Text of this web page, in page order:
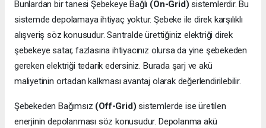
Bunlardan bir tanesi Şebekeye Bağlı (On-Grid) sistemlerdir. Bu
sistemde depolamaya ihtiyaç yoktur. Şebeke ile direk karşılıklı
alışveriş söz konusudur. Santralde ürettiğiniz elektriği direk
şebekeye satar, fazlasına ihtiyacınız olursa da yine şebekeden
gereken elektriği tedarik edersiniz. Burada şarj ve akü
maliyetinin ortadan kalkması avantaj olarak değerlendirilebilir.
Şebekeden Bağımsız (Off-Grid) sistemlerde ise üretilen
enerjinin depolanması söz konusudur. Depolanma akü